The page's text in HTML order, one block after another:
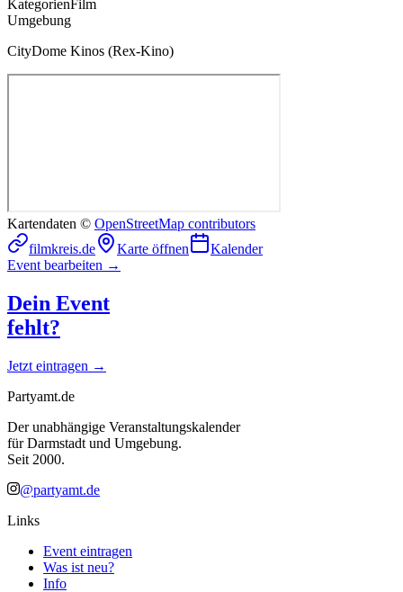
KategorienFilm
Umgebung
CityDome Kinos (Rex-Kino)
Kartendaten © OpenStreetMap contributors
filmkreis.de
Karte öffnen
Kalender
Event bearbeiten →
Dein Event
fehlt?
Jetzt eintragen →
Partyamt.de
Der unabhängige Veranstaltungskalender
für Darmstadt und Umgebung.
Seit 2000.
@partyamt.de
Links
Event eintragen
Was ist neu?
Info